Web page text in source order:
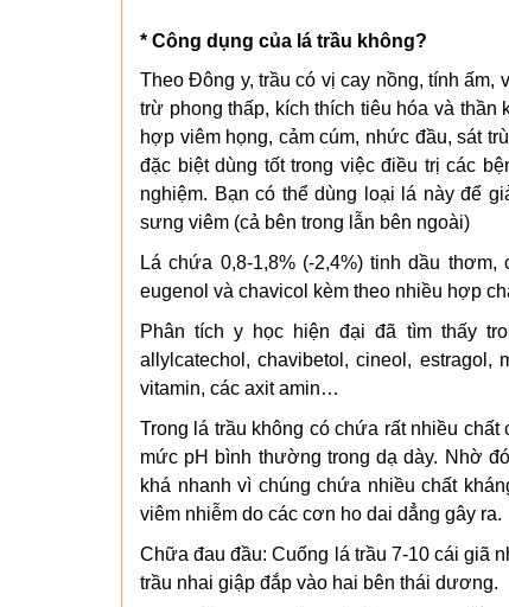
* Công dụng của lá trầu không?
Theo Đông y, trầu có vị cay nồng, tính ấm,
trừ phong thấp, kích thích tiêu hóa và
hợp viêm họng, cảm cúm, nhức đầu, sát
đặc biệt dùng tốt trong việc điều trị các
nghiệm. Bạn có thể dùng loại lá này để
sưng viêm (cả bên trong lẫn bên ngoài)
Lá chứa 0,8-1,8% (-2,4%) tinh dầu
eugenol và chavicol kèm theo nhiều hợp
Phân tích y học hiện đại đã tìm thấy
allylcatechol, chavibetol, cineol, estragol,
vitamin, các axit amin…
Trong lá trầu không có chứa rất nhiều
mức pH bình thường trong dạ dày. Nhờ
khá nhanh vì chúng chứa nhiều chất
viêm nhiễm do các cơn ho dai dẳng gây ra.
Chữa đau đầu: Cuống lá trầu 7-10 cái giã
trầu nhai giập đắp vào hai bên thái dương.